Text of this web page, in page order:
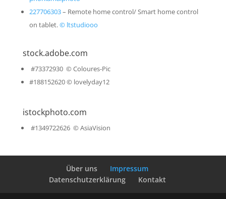
227706303– Remote home control/ Smart home control
on tablet.© ltstudiooo
stock.adobe.com
#73372930 © Coloures-Pic
#188152620 © lovelyday12
istockphoto.com
#1349722626 © AsiaVision
Über uns
Impressum
Datenschutzerklärung
Kontakt